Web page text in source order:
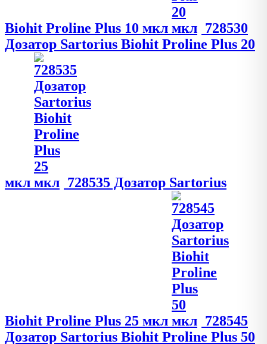
Biohit Proline Plus 10 мкл
728530
Дозатор Sartorius Biohit Proline Plus 20
мкл 728535 Дозатор Sartorius
Biohit Proline Plus 25 мкл
728545
Дозатор Sartorius Biohit Proline Plus 50